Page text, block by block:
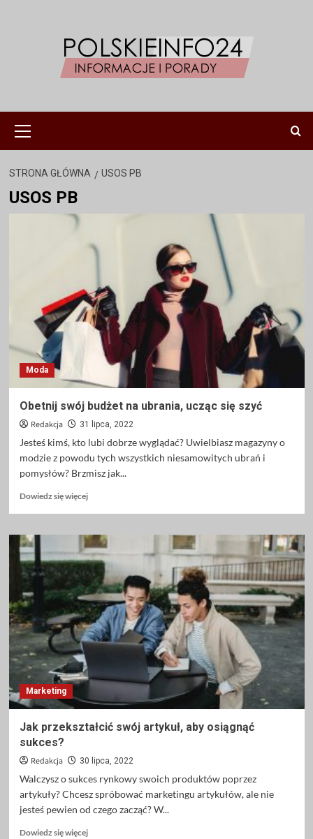
główne
STRONA GŁÓWNA USOS PB
USOS PB
Moda
Obetnij swój budżet na ubrania, ucząc się szyć
Redakcja 31 lipca, 2022
Jesteś kimś, kto lubi dobrze wyglądać? Uwielbiasz magazyny o
modzie z powodu tych wszystkich niesamowitych ubrań i
pomysłów? Brzmisz jak...
Dowiedz się więcejDowiedz
o
Obetnij
swój
budżet
na
ubrania,
ucząc
się
szyć
Marketing
Jak przekształcić swój artykuł, aby osiągnąć
sukces?
Redakcja 30 lipca, 2022
Walczysz o sukces rynkowy swoich produktów poprzez
artykuły? Chcesz spróbować marketingu artykułów, ale nie
jesteś pewien od czego zacząć? W...
Dowiedz się więcejDowiedz